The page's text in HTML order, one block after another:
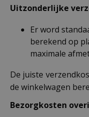
Uitzonderlijke
Er word
berekend op
maximale
De juiste
de winkelwagen
Bezorgkosten